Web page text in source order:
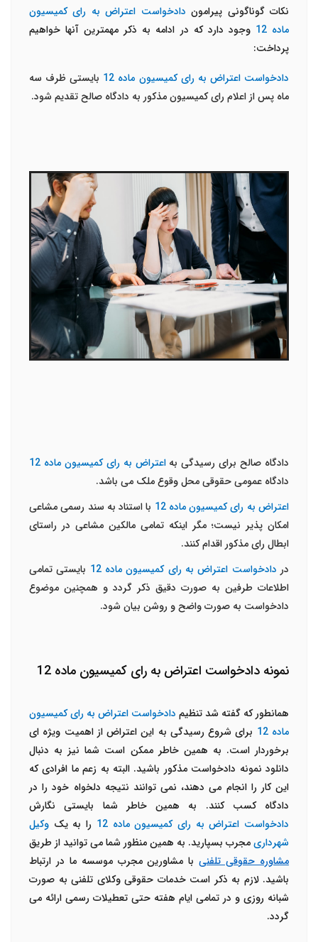
نکات گوناگونی پیرامون دادخواست اعتراض به رای کمیسیون
ماده 12
وجود دارد که در ادامه به ذکر مهمترین آنها خواهیم
پرداخت:
دادخواست اعتراض به رای کمیسیون ماده 12
بایستی ظرف سه
ماه پس از اعلام رای کمیسیون مذکور به دادگاه صالح تقدیم شود.
دادگاه صالح برای رسیدگی بهاعتراض به رای کمیسیون ماده 12
دادگاه عمومی حقوقی محل وقوع ملک می باشد.
اعتراض به رای کمیسیون ماده 12
با استناد به سند رسمی مشاعی
امکان پذیر نیست؛ مگر اینکه تمامی مالکین مشاعی در راستای
ابطال رای مذکور اقدام کنند.
در دادخواست اعتراض به رای کمیسیون ماده 12
بایستی تمامی
اطلاعات طرفین به صورت دقیق ذکر گردد و همچنین موضوع
دادخواست به صورت واضح و روشن بیان شود.
نمونه دادخواست اعتراض به رای کمیسیون ماده 12
همانطور که گفته شد تنظیم دادخواست اعتراض به رای کمیسیون
ماده 12
برای شروع رسیدگی به این اعتراض از اهمیت ویژه ای
برخوردار است. به همین خاطر ممکن است شما نیز به دنبال
دانلود نمونه دادخواست مذکور باشید. البته به زعم ما افرادی که
این کار را انجام می دهند، نمی توانند نتیجه دلخواه خود را در
دادگاه کسب کنند. به همین خاطر شما بایستی نگارش
دادخواست اعتراض به رای کمیسیون ماده 12
را به یک وکیل
شهرداریمجرب بسپارید. به همین منظور شما می توانید از طریق
مشاوره حقوقی تلفنیبا مشاورین مجرب موسسه ما در ارتباط
باشید. لازم به ذکر است خدمات حقوقی وکلای تلفنی به صورت
شبانه روزی و در تمامی ایام هفته حتی تعطیلات رسمی ارائه می
گردد.